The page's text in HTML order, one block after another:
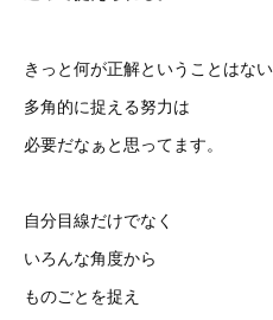
きっと何が正解ということはな
多角的に捉える努力は
必要だなぁと思ってます。
自分目線だけでなく
いろんな角度から
ものごとを捉え